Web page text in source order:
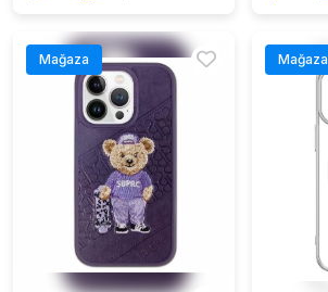
Mağaza Mağaza